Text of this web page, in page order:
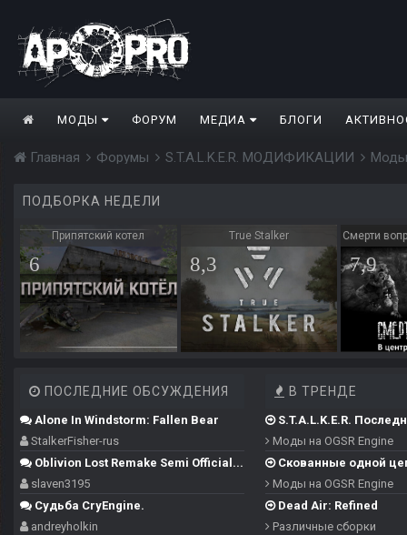
МОДЫ ФОРУМ МЕДИА БЛОГИ
Главная Форумы S.T.A.L.K.E.R. МОДИФИКАЦИИ
ПОДБОРКА НЕДЕЛИ
Припятский котел
6
True Stalker
8,3
Смерти
7,9
ПОСЛЕДНИЕ ОБСУЖДЕНИЯ
Alone In Windstorm: Fallen Bear
StalkerFisher-rus
Oblivion Lost Remake Semi Official...
slaven3195
Судьба CryEngine.
andreyholkin
В ТРЕНДЕ
S.T.A.L.K.E.R.
Моды на OGSR Engine
Скованные одной
Моды на OGSR Engine
Dead Air: Refined
Различные сборки